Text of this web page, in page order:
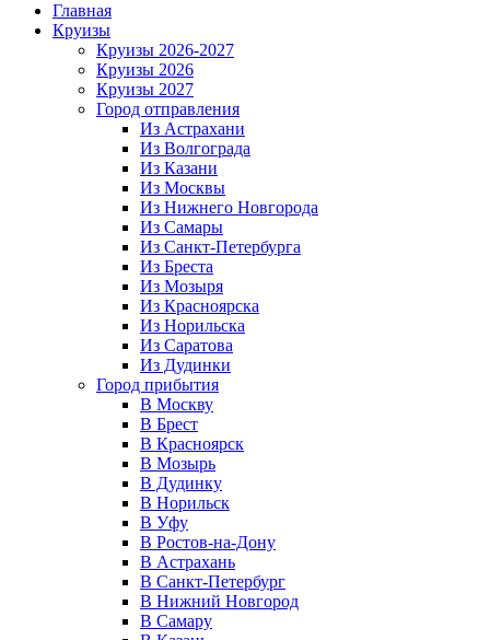
Главная
Круизы
Круизы 2026-2027
Круизы 2026
Круизы 2027
Город отправления
Из Астрахани
Из Волгограда
Из Казани
Из Москвы
Из Нижнего Новгорода
Из Самары
Из Санкт-Петербурга
Из Бреста
Из Мозыря
Из Красноярска
Из Норильска
Из Саратова
Из Дудинки
Город прибытия
В Москву
В Брест
В Красноярск
В Мозырь
В Дудинку
В Норильск
В Уфу
В Ростов-на-Дону
В Астрахань
В Санкт-Петербург
В Нижний Новгород
В Самару